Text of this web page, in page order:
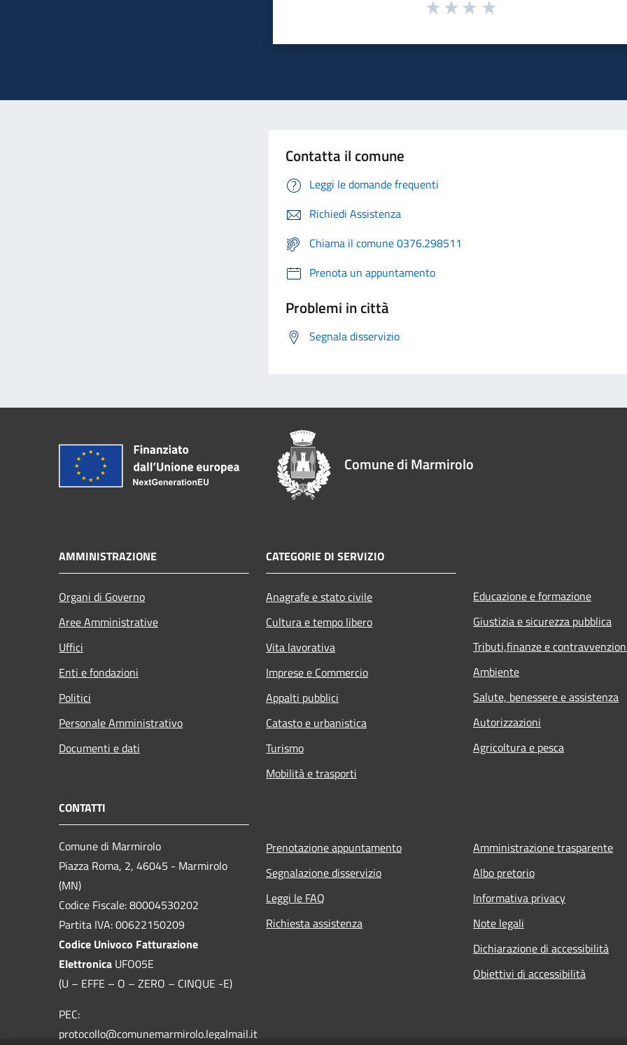
Contatta il comune
Leggi le domande frequenti
Richiedi Assistenza
Chiama il comune 0376.298511
Prenota un appuntamento
Problemi in città
Segnala disservizio
Comune di Marmirolo
AMMINISTRAZIONE
Organi di Governo
Aree Amministrative
Uffici
Enti e fondazioni
Politici
Personale Amministrativo
Documenti e dati
CATEGORIE DI SERVIZIO
Anagrafe e stato civile
Cultura e tempo libero
Vita lavorativa
Imprese e Commercio
Appalti pubblici
Catasto e urbanistica
Turismo
Mobilità e trasporti
Educazione e formazione
Giustizia e sicurezza pubblica
Tributi,finanze e
Ambiente
Salute, benessere e assistenza
Autorizzazioni
Agricoltura e pesca
CONTATTI
Comune di Marmirolo
Piazza Roma, 2, 46045 - Marmirolo
(MN)
Codice Fiscale: 80004530202
Partita IVA: 00622150209
Codice Univoco Fatturazione
Elettronica UFO05E
(U – EFFE – O – ZERO – CINQUE -E)
PEC:
protocollo@comunemarmirolo.legalmail.it
Prenotazione appuntamento
Segnalazione disservizio
Leggi le FAQ
Richiesta assistenza
Amministrazione trasparente
Albo pretorio
Informativa privacy
Note legali
Dichiarazione di accessibilità
Obiettivi di accessibilità